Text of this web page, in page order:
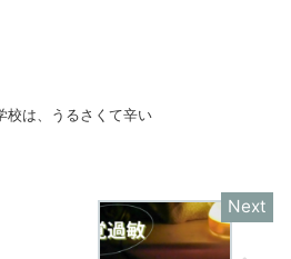
校は、うるさくて辛い